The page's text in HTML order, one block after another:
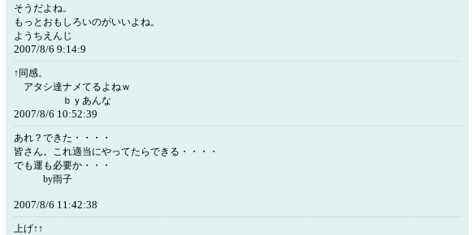
そうだよね。
もっとおもしろいのがいいよね。
ようちえんじ
2007/8/6 9:14:9
↑同感。
アタシ達ナメてるよねｗ
ｂｙあんな
2007/8/6 10:52:39
あれ？できた・・・・
皆さん。これ適当にやってたらできる・・・・
でも運も必要か・・・
by雨子
2007/8/6 11:42:38
上げ↑↑